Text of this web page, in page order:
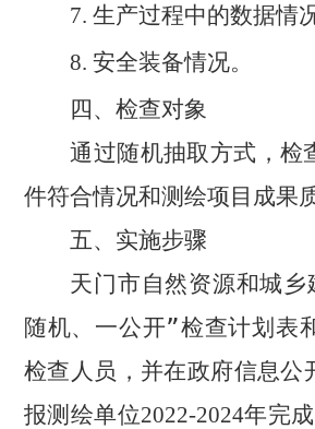
7.生产过程中的数据情况
8.安全装备情况。
四、检查对象
通过随机抽取方式，检
件符合情况和测绘项目成果
五、实施步骤
天门市自然资源和城
随机、一公开”检查计划表
检查人员，并在政府信息
报测绘单位2022-2024年完